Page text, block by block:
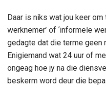
Daar is niks wat jou keer
werknemer’ of ‘informele
gedagte dat die terme geen
Enigiemand wat 24 uur of
ongeag hoe jy na die
beskerm word deur die